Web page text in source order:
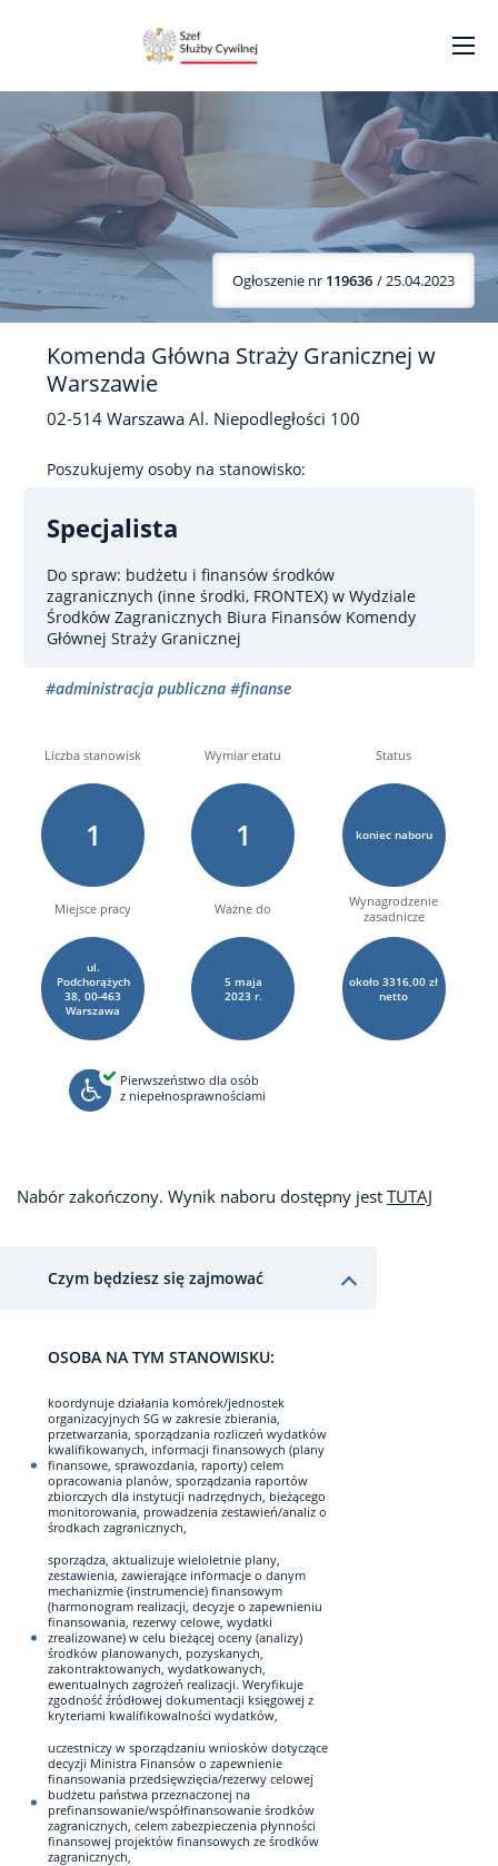
Ogłoszenie nr 119636 / 25.04.2023
Komenda Główna Straży Granicznej w
Warszawie
02-514 Warszawa Al. Niepodległości 100
Poszukujemy osoby na stanowisko:
Specjalista
Do spraw: budżetu i finansów środków
zagranicznych (inne środki, FRONTEX) w Wydziale
Środków Zagranicznych Biura Finansów Komendy
Głównej Straży Granicznej
#administracja publiczna #finanse
Liczba stanowisk
1
Wymiar etatu
1
Status
koniec naboru
Miejsce pracy
ul.
Podchorążych
38, 00-463
Warszawa
Ważne do
5 maja
2023 r.
Wynagrodzenie
zasadnicze
około 3316,00 zł
netto
Pierwszeństwo dla osób
z niepełnosprawnościami
Nabór zakończony. Wynik naboru dostępny jest TUTAJ
Czym będziesz się zajmować
OSOBA NA TYM STANOWISKU:
koordynuje działania komórek/jednostek
organizacyjnych SG w zakresie zbierania,
przetwarzania, sporządzania rozliczeń wydatków
kwalifikowanych, informacji finansowych (plany
finansowe, sprawozdania, raporty) celem
opracowania planów, sporządzania raportów
zbiorczych dla instytucji nadrzędnych, bieżącego
monitorowania, prowadzenia zestawień/analiz o
środkach zagranicznych,
sporządza, aktualizuje wieloletnie plany,
zestawienia, zawierające informacje o danym
mechanizmie (instrumencie) finansowym
(harmonogram realizacji, decyzje o zapewnieniu
finansowania, rezerwy celowe, wydatki
zrealizowane) w celu bieżącej oceny (analizy)
środków planowanych, pozyskanych,
zakontraktowanych, wydatkowanych,
ewentualnych zagrożeń realizacji. Weryfikuje
zgodność źródłowej dokumentacji księgowej z
kryteriami kwalifikowalności wydatków,
uczestniczy w sporządzaniu wniosków dotyczące
decyzji Ministra Finansów o zapewnienie
finansowania przedsięwzięcia/rezerwy celowej
budżetu państwa przeznaczonej na
prefinansowanie/współfinansowanie środków
zagranicznych, celem zabezpieczenia płynności
finansowej projektów finansowych ze środków
zagranicznych,